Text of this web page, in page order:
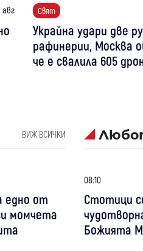
авг Свят
Украйна удари две
рафинерии, Москва
че е свалила 605
ВИЖ ВСИЧКИ
едно от
момчета
08:10
Стотици
Божията